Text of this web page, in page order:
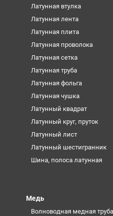
Латунная втулка
Латунная лента
Латунная плита
Латунная проволока
Латунная сетка
Латунная труба
Латунная фольга
Латунная чушка
Латунный квадрат
Латунный круг, пруток
Латунный лист
Латунный шестигранник
Шина, полоса латунная
Медь
Волноводная медная труба